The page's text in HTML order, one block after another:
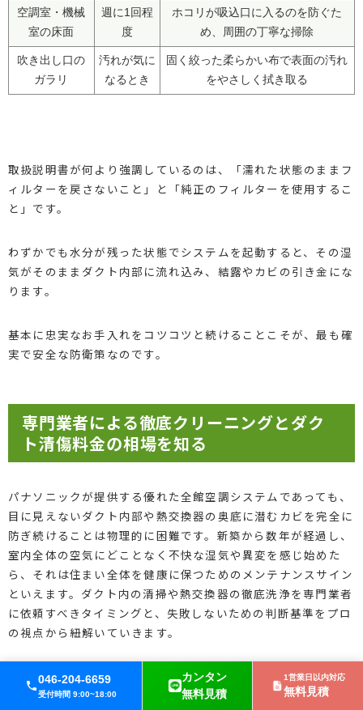
046-204-6659
受付時間 9:00~18:00
カンタン
無料見積
1営業日以内対応
無料見積
空調室・機械
室の床面
週に1回程
度
ホコリが吸込口に入るのを防ぐた
め、周囲の丁寧な掃除
吹き出し口の
ガラリ
汚れが気に
なるとき
固く絞った柔らかい布で表面の汚れ
をやさしく拭き取る
取扱説明書が何より強調しているのは、「濡れた状態のままフ
ィルターを戻さないこと」と「純正のフィルターを使用するこ
と」です。
わずかでも水分が残った状態でシステムを起動すると、その湿
気がそのままダクト内部に流れ込み、結露やカビの引き金にな
ります。
基本に忠実なお手入れをコツコツと続けることこそが、最も確
実で安全な防衛策なのです。
専門業者による徹底クリーニングとダク
ト清傷料金の相場を知る
パナソニックが提供する優れた全館空調システムであっても、
目に見えないダクト内部や熱交換器の奥底に潜むカビを完全に
防ぎ続けることは物理的に困難です。新築から数年が経過し、
室内全体の空気にどことなく不快な湿気や異変を感じ始めた
ら、それは住まい全体を健康に保つためのメンテナンスサイン
といえます。ダクト内の清掃や熱交換器の徹底洗浄を専門業者
に依頼すべきタイミングと、失敗しないための判断基準をプロ
の視点から紐解いていきます。
専用洗剤を用いた熱交換器の分解高圧洗浄とダクト清